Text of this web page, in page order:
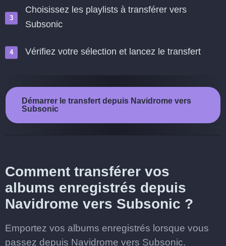
Choisissez les playlists à transférer vers
Subsonic
Vérifiez votre sélection et lancez le transfert
Démarrer le transfert depuis Navidrome vers
Subsonic
Comment transférer vos
albums enregistrés depuis
Navidrome vers Subsonic ?
Emportez vos albums enregistrés lorsque vous
passez depuis Navidrome vers Subsonic.